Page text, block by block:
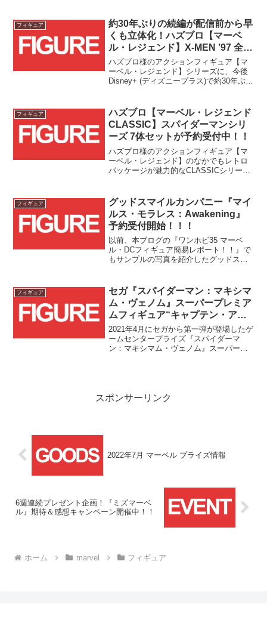
フィギュア
約30年ぶりの続編が配信前から早
くも立体化！ハズブロ【マーベ
ル・レジェンド】X-MEN ’97 全6
体の予約受付が開始！！
ハズブロ様のアクションフィギュア【マ
ーベル・レジェンド】シリーズに、今後
Disney+ (ディズニープラス)で約30年ぶり
登場です！！
フィギュア
ハズブロ【マーベル・レジェンド
CLASSIC】スパイダーマンシリ
ーズ 7体セットが予約受付中！！
ハズブロ様のアクションフィギュア【マ
ーベル・レジェンド】のなかでもレトロ
パッケージが魅力的なCLASSICシリーズ
フィギュア
グッドスマイルカンパニー『マイ
ルス・モラレス：Awakening』
予約受付開始！！！
以前、本ブログの『ワンホビ35 マーベ
ル・DCフィギュア簡易レポート！！』で
もサンプルの写真を紹介したグッドスマ
ス：Awakeningスタチューについて、遂
に予約受付が開始されました！！
フィギュア
セガ『スパイダーマン：マキシマ
ム・ヴェノム』スーパープレミア
ムフィギュア“キャプテン・アメ
リカ”を探して…
2021年4月にセガから第一弾が登場したゲ
ームセンタープライズ『スパイダーマ
ン：マキシマム・ヴェノム』スーパープ
スポンサーリンク
2022年7月 マーベル プライズ情報
6週連続プレゼント企画！『ミズマーベ
ル』期待＆感想キャンペーン開催中！！
ホーム marvel フィギュア